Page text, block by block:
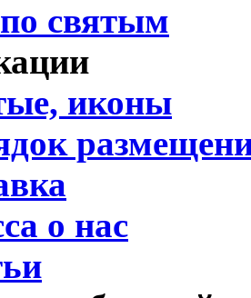
святым
иконы
о нас